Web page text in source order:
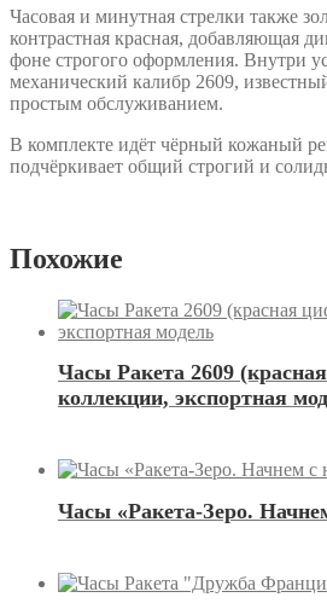
Часовая и минутная стрелки также
контрастная красная, добавляющая
фоне строгого оформления. Внутри
механический калибр 2609,
простым обслуживанием.
В комплекте идёт чёрный кожаный
подчёркивает общий строгий и
Похожие
Часы Ракета 2609
коллекции, экспортная
Часы «Ракета-Зеро.